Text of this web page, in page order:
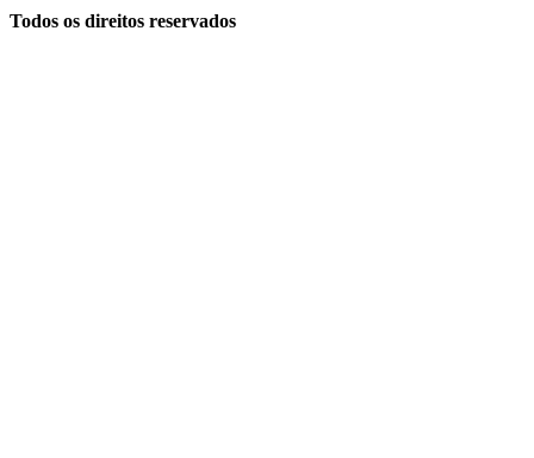
Todos os direitos reservados